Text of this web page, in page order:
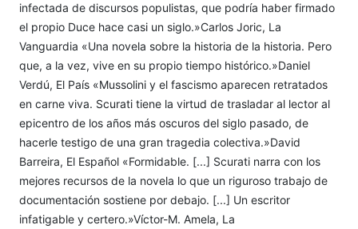
infectada de discursos populistas, que podría haber firmado
el propio Duce hace casi un siglo.»Carlos Joric, La
Vanguardia «Una novela sobre la historia de la historia. Pero
que, a la vez, vive en su propio tiempo histórico.»Daniel
Verdú, El País «Mussolini y el fascismo aparecen retratados
en carne viva. Scurati tiene la virtud de trasladar al lector al
epicentro de los años más oscuros del siglo pasado, de
hacerle testigo de una gran tragedia colectiva.»David
Barreira, El Español «Formidable. [...] Scurati narra con los
mejores recursos de la novela lo que un riguroso trabajo de
documentación sostiene por debajo. [...] Un escritor
infatigable y certero.»Víctor-M. Amela, La